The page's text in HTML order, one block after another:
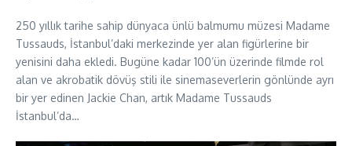
250 yıllık tarihe sahip dünyaca ünlü balmumu müzesi Madame
Tussauds, İstanbul’daki merkezinde yer alan figürlerine bir
yenisini daha ekledi. Bugüne kadar 100’ün üzerinde filmde rol
alan ve akrobatik dövüş stili ile sinemaseverlerin gönlünde ayrı
bir yer edinen Jackie Chan, artık Madame Tussauds
İstanbul’da…